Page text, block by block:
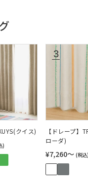
クイス)
)
【ドレープ】
ローダ)
¥7,260〜 (税込)